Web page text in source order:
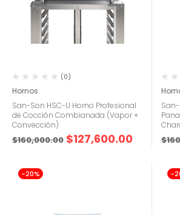
(0)
Hornos
San-Son HSC-U Horno Profesional
de Cocción Combianada (Vapor +
Convección)
$160,000.00 $127,600.00 $
-20% -